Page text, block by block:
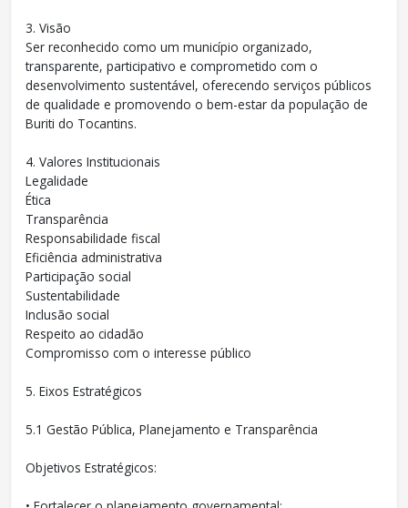
3. Visão
Ser reconhecido como um município organizado,
transparente, participativo e comprometido com o
desenvolvimento sustentável, oferecendo serviços públicos
de qualidade e promovendo o bem-estar da população de
Buriti do Tocantins.
4. Valores Institucionais
Legalidade
Ética
Transparência
Responsabilidade fiscal
Eficiência administrativa
Participação social
Sustentabilidade
Inclusão social
Respeito ao cidadão
Compromisso com o interesse público
5. Eixos Estratégicos
5.1 Gestão Pública, Planejamento e Transparência
Objetivos Estratégicos: